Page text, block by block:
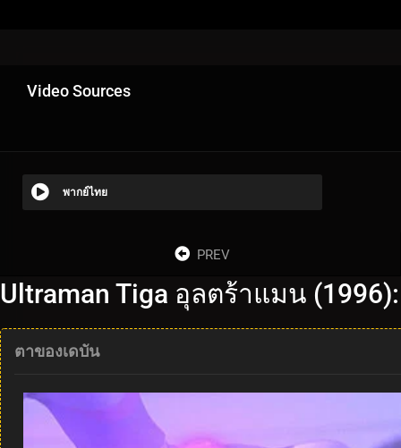
Video Sources
พากย์ไทย
PREV
Ultraman Tiga อุลตร้าแมน
ตาของเดบัน